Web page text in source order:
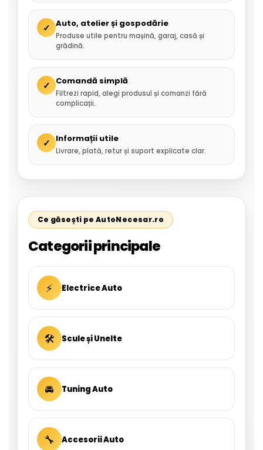
✓ Auto, atelier și gospodărie
Produse utile pentru mașină, garaj, casă și
grădină.
✓ Comandă simplă
Filtrezi rapid, alegi produsul și comanzi fără
complicații.
✓ Informații utile
Livrare, plată, retur și suport explicate clar.
Ce găsești pe AutoNecesar.ro
Categorii principale
⚡ Electrice Auto
🛠 Scule și Unelte
🚘 Tuning Auto
🔧 Accesorii Auto